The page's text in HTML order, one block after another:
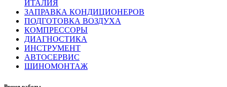
ИТАЛИЯ
ЗАПРАВКА КОНДИЦИОНЕРОВ
ПОДГОТОВКА ВОЗДУХА
КОМПРЕССОРЫ
ДИАГНОСТИКА
ИНСТРУМЕНТ
АВТОСЕРВИС
ШИНОМОНТАЖ